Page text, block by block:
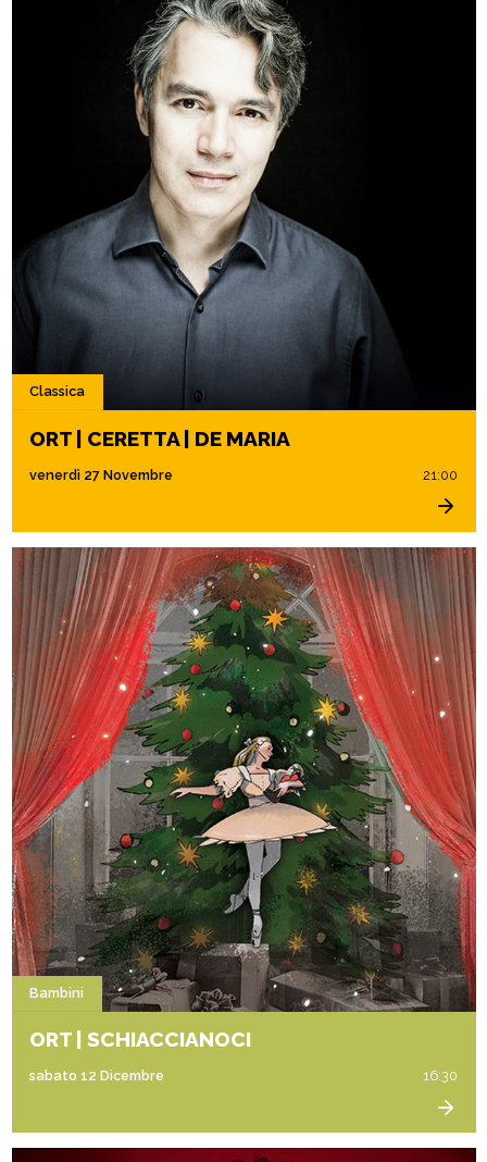
Classica
ORT | CERETTA | DE MARIA
venerdì 27 Novembre 21:00
Bambini
ORT | SCHIACCIANOCI
sabato 12 Dicembre 16:30